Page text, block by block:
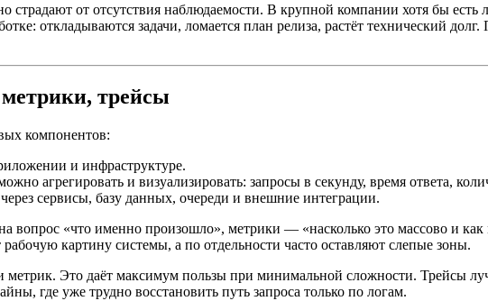
от отсутствия наблюдаемости. В крупной компании хотя бы есть
откладываются задачи, ломается план релиза, растёт технический
трейсы
компонентов:
и инфраструктуре.
агрегировать и визуализировать: запросы в секунду, время ответа,
сервисы, базу данных, очереди и внешние интеграции.
вопрос «что именно произошло», метрики — «насколько это массово и
картину системы, а по отдельности часто оставляют слепые зоны.
Это даёт максимум пользы при минимальной сложности. Трейсы
где уже трудно восстановить путь запроса только по логам.